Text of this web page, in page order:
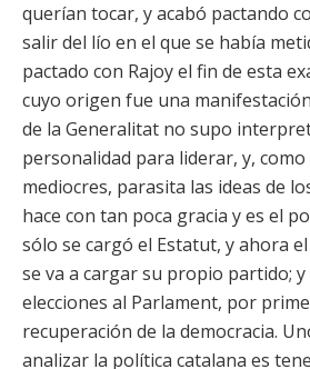
querían tocar, y acabó pactando
salir del lío en el que se había
pactado con Rajoy el fin de esta
cuyo origen fue una
de la Generalitat no supo
personalidad para liderar, y,
mediocres, parasita las ideas de
hace con tan poca gracia y es el
sólo se cargó el Estatut, y ahora
se va a cargar su propio partido; y
elecciones al Parlament, por
recuperación de la democracia.
analizar la política catalana es